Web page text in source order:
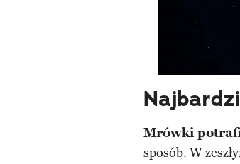
Mrówki
sposób. W